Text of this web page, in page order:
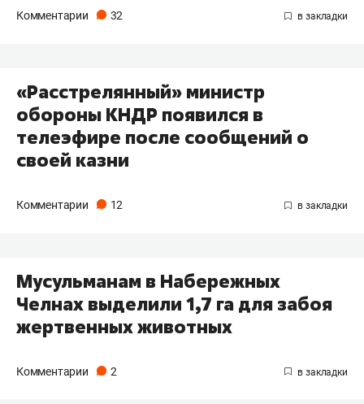
Комментарии 32
«Расстрелянный» министр
обороны КНДР появился в
телеэфире после сообщений о
своей казни
Комментарии 12
Мусульманам в Набережных
Челнах выделили 1,7 га для забоя
жертвенных животных
Комментарии 2